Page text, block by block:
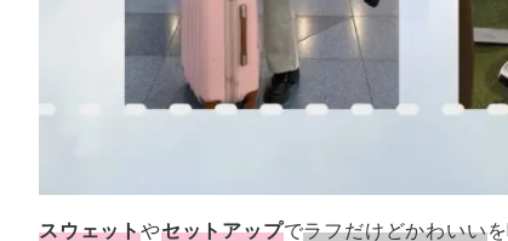
スウェットやセットアップでラフだけどかわいい